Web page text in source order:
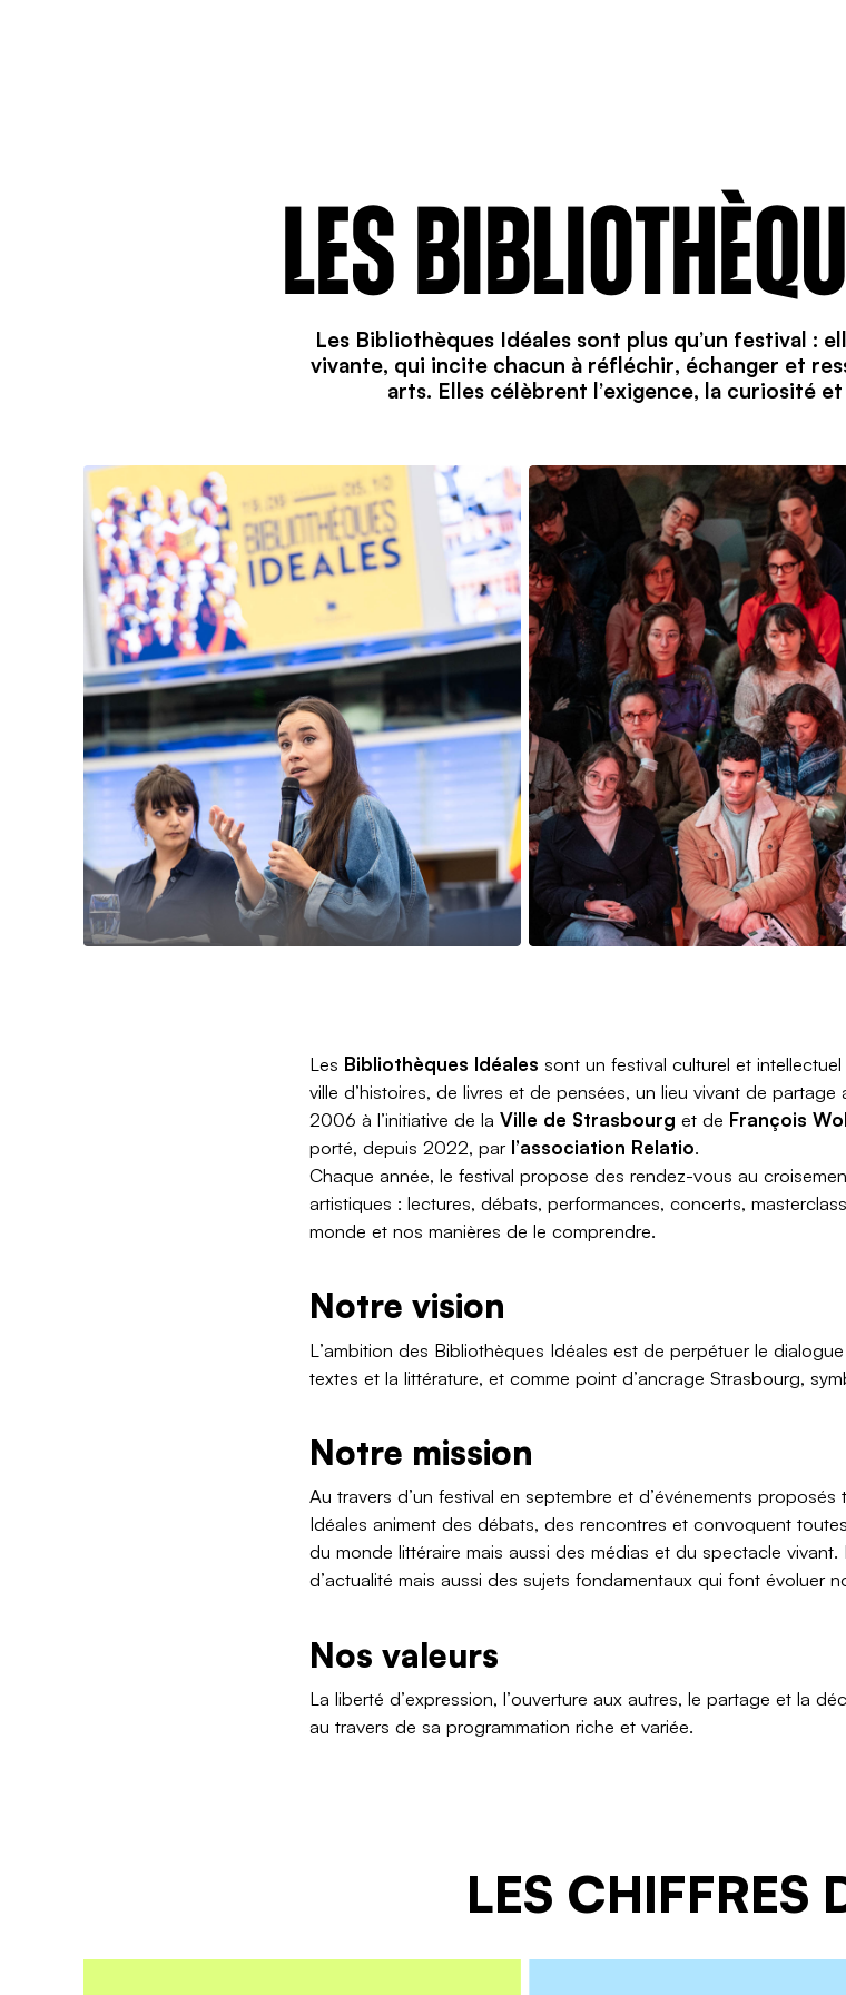
LES
Les Bibliothèques Idéales sont plus qu’un festival :
vivante, qui incite chacun à réfléchir, échanger et
arts. Elles célèbrent l’exigence, la curiosité
Les Bibliothèques Idéales sont un festival culturel et
ville d’histoires, de livres et de pensées, un lieu vivant de
2006 à l’initiative de la Ville de Strasbourg et de François
porté, depuis 2022, par l’association Relatio.
Chaque année, le festival propose des rendez-vous au
artistiques : lectures, débats, performances, concerts,
monde et nos manières de le comprendre.
Notre vision
L’ambition des Bibliothèques Idéales est de perpétuer le
textes et la littérature, et comme point d’ancrage Strasbourg,
Notre mission
Au travers d’un festival en septembre et d’événements
Idéales animent des débats, des rencontres et convoquent
du monde littéraire mais aussi des médias et du spectacle
d’actualité mais aussi des sujets fondamentaux qui font évoluer
Nos valeurs
La liberté d’expression, l’ouverture aux autres, le partage et la
au travers de sa programmation riche et variée.
LES CHIFFRES